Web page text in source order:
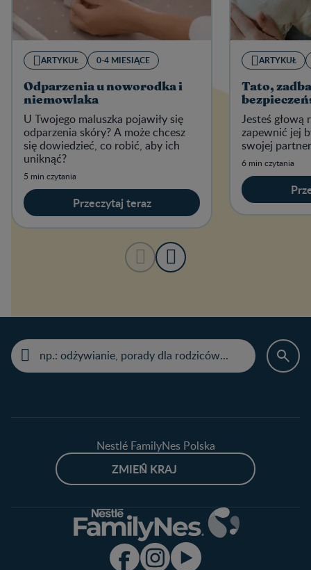
ARTYKUŁ 0-4 MIESIĄCE
Odparzenia u noworodka i
niemowlaka
U Twojego maluszka pojawiły się
odparzenia skóry? A może chcesz
się dowiedzieć, co robić, aby ich
uniknąć?
5 min czytania
Przeczytaj teraz
ARTYKUŁ
Tato,
Jesteś głową
zapewnić jej
swojej
6 min czytania
Nestlé FamilyNes Polska
ZMIEŃ KRAJ